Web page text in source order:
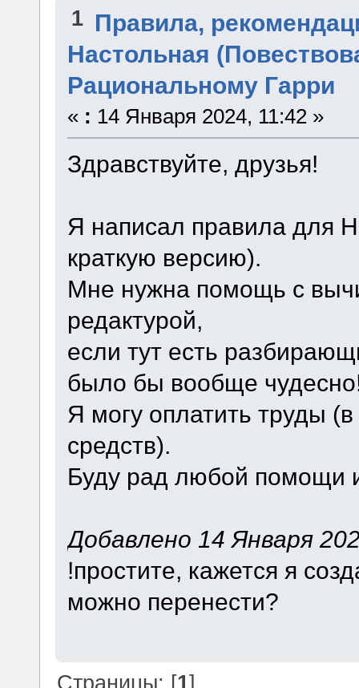
1 Правила,
Настольная
Рациональному Гарри
« : 14 Января 2024, 11:42 »
Здравствуйте, друзья!
Я написал правила для
краткую версию).
Мне нужна помощь с
редактурой,
если тут есть
было бы вообще
Я могу оплатить труды
средств).
Буду рад любой помощи
Добавлено 14 Января
!простите, кажется я
можно перенести?
Страницы: [1]